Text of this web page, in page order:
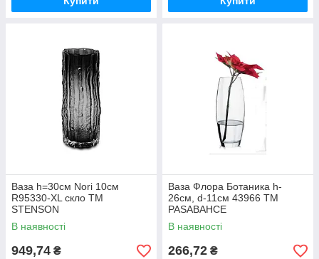
Ваза h=30см Nori 10см
R95330-XL скло ТМ
STENSON
В наявності
949,74 ₴
Ваза Флора Ботаника h-
26см, d-11см 43966 ТМ
PASABAHCE
В наявності
266,72 ₴